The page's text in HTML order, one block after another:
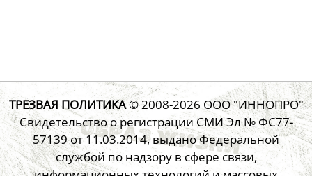
ТРЕЗВАЯ ПОЛИТИКА© 2008-2026 ООО "ИННОПРО"
Свидетельство о регистрации СМИ Эл № ФС77-
57139 от 11.03.2014, выдано Федеральной
службой по надзору в сфере связи,